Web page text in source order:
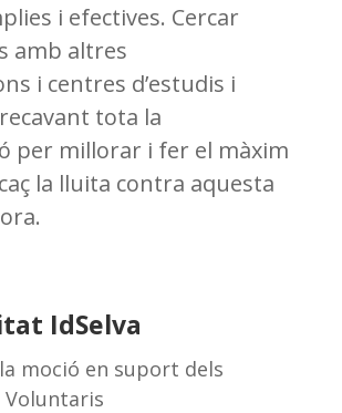
i efectives. Cercar
amb altres
i centres d’estudis i
tota la
per millorar i fer el màxim
la lluita contra aquesta
IdSelva
la moció en suport dels
Voluntaris